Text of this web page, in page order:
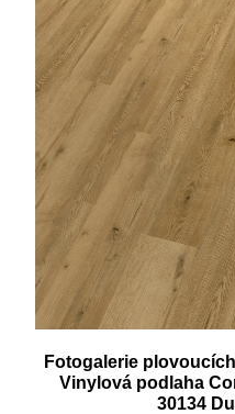
Fotogalerie
Vinylová podlaha
30134